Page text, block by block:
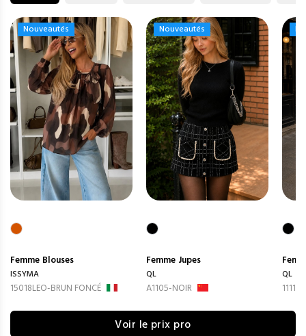
Nouveautés
Nouveautés
Femme Blouses
ISSYMA
15018LEO-BRUN FONCÉ
Nouveautés
Nouveautés
Femme Jupes
QL
A1105-NOIR
QL
1111-
Voir le prix pro